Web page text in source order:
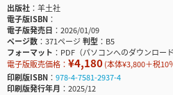
出版社
羊土社
電子版ISBN
電子版発売日
2026/01/09
ページ数
371ページ判型
B5
フォーマット
PDF（パソコンへのダウンロード
電子版販売価格： ¥4,180(本体¥3,800＋税10
印刷版ISBN
978-4-7581-2937-4
印刷版発行年月
2025/12